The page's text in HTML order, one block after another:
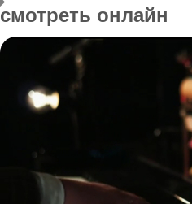
смотреть онлайн